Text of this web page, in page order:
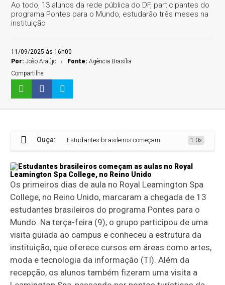
Ao todo, 13 alunos da rede pública do DF, participantes do
programa Pontes para o Mundo, estudarão três meses na
instituição
11/09/2025 às 16h00
Por:João Araújo Fonte:Agência Brasília
Compartilhe:
Ouça: Estudantes brasileiros começam as aulas no Royal
1.0x
Os primeiros dias de aula no Royal Leamington Spa
College, no Reino Unido, marcaram a chegada de 13
estudantes brasileiros do programa Pontes para o
Mundo. Na terça-feira (9), o grupo participou de uma
visita guiada ao campus e conheceu a estrutura da
instituição, que oferece cursos em áreas como artes,
moda e tecnologia da informação (TI). Além da
recepção, os alunos também fizeram uma visita a